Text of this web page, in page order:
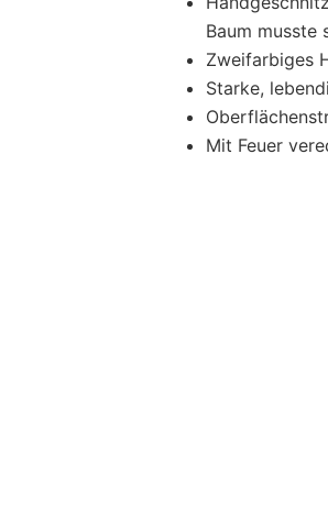
Baum musste
Zweifarbiges
Starke,
Mit Feuer